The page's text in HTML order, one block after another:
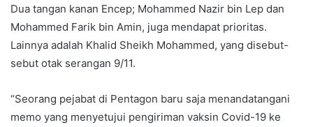
Dua tangan kanan Encep; Mohammed Nazir bin Lep dan
Mohammed Farik bin Amin, juga mendapat prioritas.
Lainnya adalah Khalid Sheikh Mohammed, yang disebut-
sebut otak serangan 9/11.
“Seorang pejabat di Pentagon baru saja menandatangani
memo yang menyetujui pengiriman vaksin Covid-19 ke